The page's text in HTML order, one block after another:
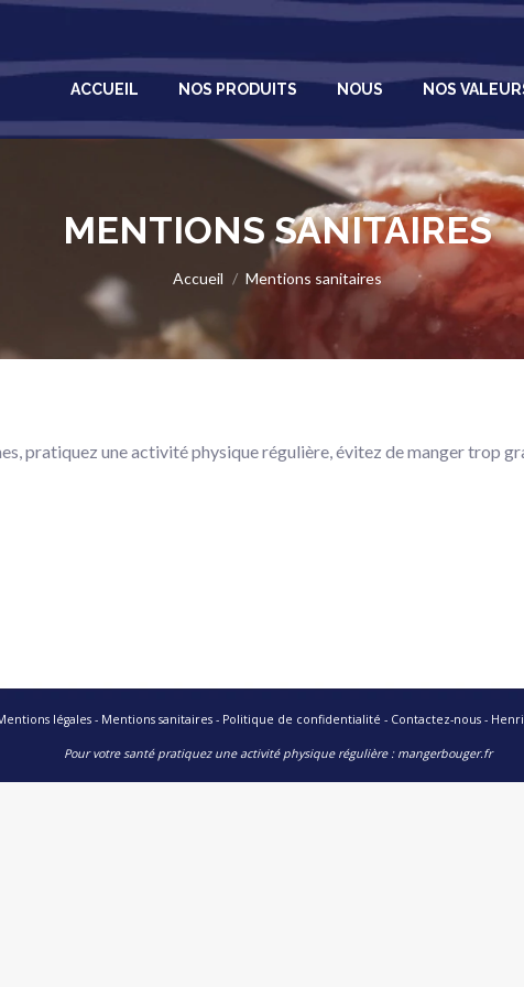
ACCUEIL NOS PRODUITS NOUS NOS
MENTIONS SANITAIRES
Vous êtes ici :
Accueil Mentions sanitaires
pratiquez une activité physique régulière, évitez de manger trop
légales- Mentions sanitaires- Politique de confidentialité - Contactez-nous-
Pour votre santé pratiquez une activité physique régulière : mangerbouger.fr